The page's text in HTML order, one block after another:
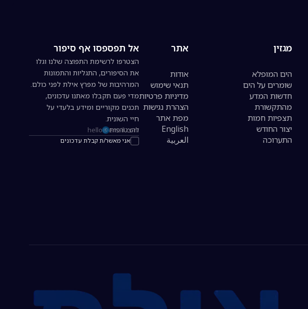
מגזין
הים המופלא
שומרים על הים
חדשות המדע
מהתקשורת
תצפיות חמות
יצור החודש
התערוכה
אתר
אודות
תנאי שימוש
מדיניות פרטיות
הצהרת נגישות
מפת אתר
English
العربية
אל תפספסו אף סיפור
הצטרפו לרשימת התפוצה שלנו וגלו
את הסיפורים, התגליות והתמונות
המרהיבות של מפרץ אילת לפני כולם.
מדי פעם תקבלו מאתנו עדכונים,
תכנים מקוריים ומידע בלעדי על
חיי השונית.
כתובת אימייל להרשמה לניוזלטר
אני מאשר/ת קבלת עדכונים
להצטרפות